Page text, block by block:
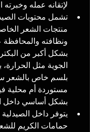
لإتقانه عمله وخبرته
تشمل محتويات
منتجات الشعر
ونظافته والمحافظة
بشكل أكبر من
الجوية مثل الحرارة،
بلسم خاص بالشعر
مستوردة أم محلية
بشكل أساسي داخل
يتوفر داخل الصيدلية
حمامات الكريم